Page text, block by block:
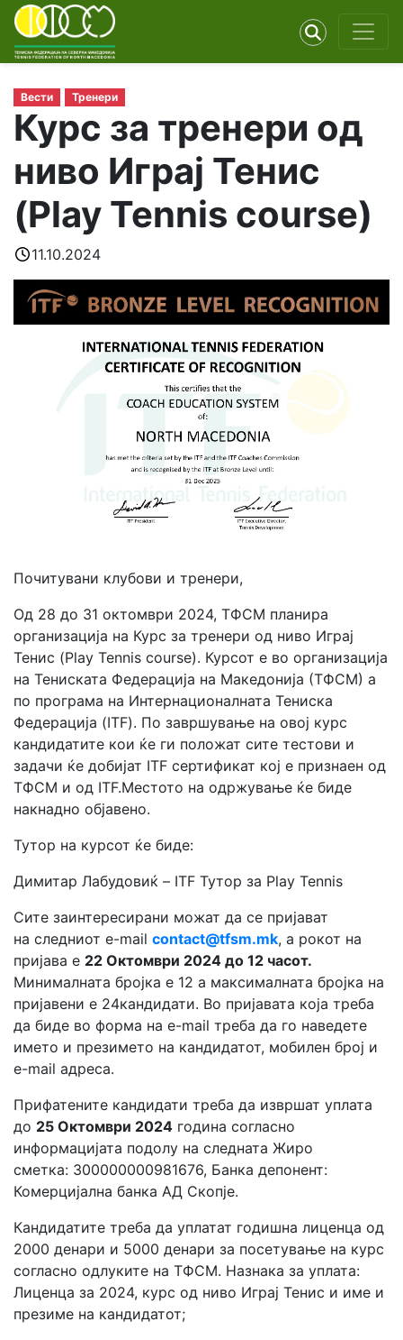
Вести Тренери
Курс за тренери од
ниво Играј Тенис
(Play Tennis course)
11.10.2024
Почитувани клубови и тренери,
Од 28 до 31 октомври 2024, ТФСМ планира
организација на Курс за тренери од ниво Играј
Тенис (Play Tennis course). Курсот е во организација
на Тениската Федерација на Македонија (ТФСМ) а
по програма на Интернационалната Тениска
Федерација (ITF). По завршување на овој курс
кандидатите кои ќе ги положат сите тестови и
задачи ќе добијат ITF сертификат кој е признаен од
ТФСМ и од ITF.Местото на одржување ќе биде
накнадно објавено.
Тутор на курсот ќе бидe:
Димитар Лабудовиќ – ITF Тутор за Play Tennis
Сите заинтересирани можат да се пријават
на следниот e-mail contact@tfsm.mk, а рокот на
пријава е 22 Октомври 2024 до 12 часот.
Минималната бројка е 12 а максималната бројка на
пријавени е 24кандидати. Во пријавата која треба
да биде во форма на e-mail треба да го наведете
името и презимето на кандидатот, мобилен број и
e-mail адреса.
Прифатените кандидати треба да извршат уплата
до 25 Октомври 2024 година согласно
информацијата подолу на следната Жиро
сметка: 300000000981676, Банка депонент:
Комерцијална банка АД Скопје.
Кандидатите треба да уплатат годишна лиценца од
2000 денари и 5000 денари за посетување на курс
согласно одлуките на ТФСМ. Назнака за уплата:
Лиценца за 2024, курс од ниво Играј Тенис и име и
презиме на кандидатот;